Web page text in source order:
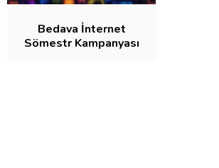
Bedava İnternet
Sömestr Kampanyası